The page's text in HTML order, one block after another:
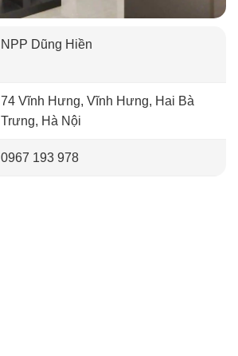
NPP Dũng Hiền
74 Vĩnh Hưng, Vĩnh Hưng, Hai Bà
Trưng, Hà Nội
0967 193 978